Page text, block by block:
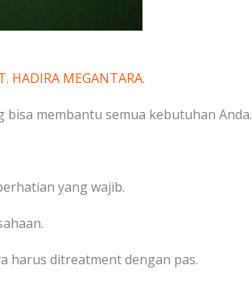
HADIRA MEGANTARA.
bisa membantu semua kebutuhan Anda.
yang wajib.
harus ditreatment dengan pas.